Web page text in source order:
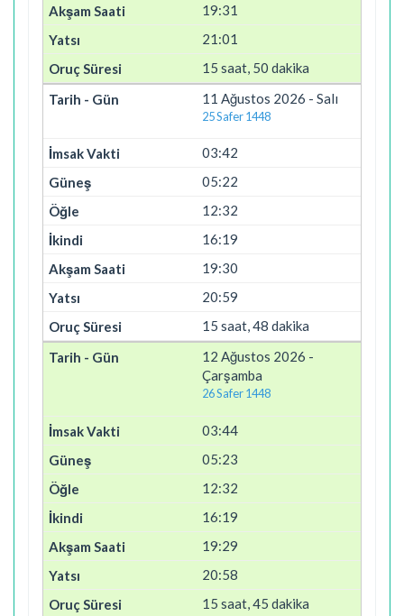
19:31
21:01
15 saat, 50 dakika
11 Ağustos 2026 - Salı
25 Safer 1448
03:42
05:22
12:32
16:19
19:30
20:59
15 saat, 48 dakika
12 Ağustos 2026 -
Çarşamba
26 Safer 1448
03:44
05:23
12:32
16:19
19:29
20:58
15 saat, 45 dakika